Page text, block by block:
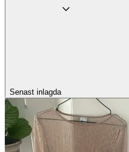
Senast inlagda